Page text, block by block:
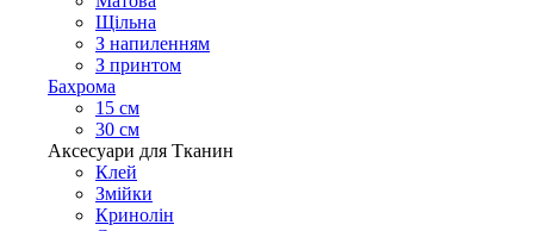
Щільна
З напиленням
З принтом
Бахрома
15 см
30 см
Аксесуари для Тканин
Клей
Змійки
Кринолін